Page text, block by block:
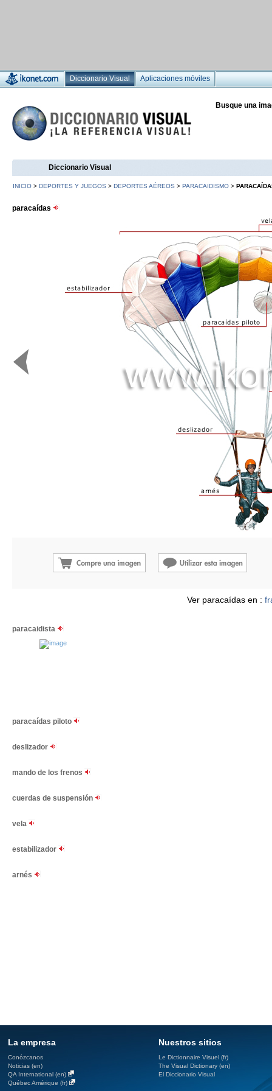
Diccionario Visual Aplicaciones móviles
Busque una
Diccionario Visual
INICIO > DEPORTES Y JUEGOS > DEPORTES AÉREOS > PARACAIDISMO >
paracaídas
Ver paracaídas en :
paracaidista
paracaídas piloto
deslizador
mando de los frenos
cuerdas de suspensión
vela
estabilizador
arnés
La empresa
Conózcanos
Noticias (en)
QA International (en)
Québec Amérique (fr)
Nuestros sitios
Le Dictionnaire Visuel (fr)
The Visual Dictionary (en)
El Diccionario Visual